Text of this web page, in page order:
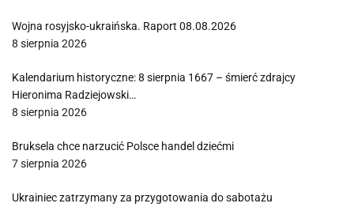
Wojna rosyjsko-ukraińska. Raport 08.08.2026
8 sierpnia 2026
Kalendarium historyczne: 8 sierpnia 1667 – śmierć zdrajcy
Hieronima Radziejowski…
8 sierpnia 2026
Bruksela chce narzucić Polsce handel dziećmi
7 sierpnia 2026
Ukrainiec zatrzymany za przygotowania do sabotażu